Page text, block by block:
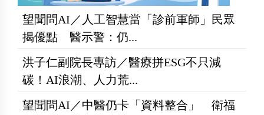
望聞問AI／人工智慧當「診前軍師」民眾
揭優點 醫示警：仍...
洪子仁副院長專訪／醫療拼ESG不只減
碳！AI浪潮、人力荒...
望聞問AI／中醫仍卡「資料整合」 衛福